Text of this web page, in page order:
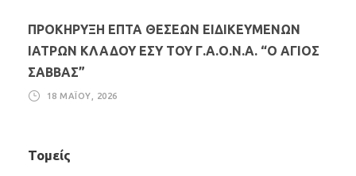
ΠΡΟΚΗΡΥΞΗ ΕΠΤΑ ΘΕΣΕΩΝ ΕΙΔΙΚΕΥΜΕΝΩΝ
ΙΑΤΡΩΝ ΚΛΑΔΟΥ ΕΣΥ ΤΟΥ Γ.Α.Ο.Ν.Α. “Ο ΑΓΙΟΣ
ΣΑΒΒΑΣ”
18 ΜΑΪ́ΟΥ, 2026
Τομείς